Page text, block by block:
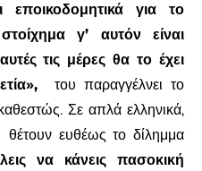
εποικοδομητικά για το
γ’ αυτόν είναι
τις μέρες θα το έχει
του παραγγέλνει το
Σε απλά ελληνικά,
θέτουν ευθέως το δίλημμα
να κάνεις πασοκική